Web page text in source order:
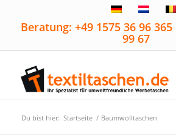
Beratung: +49 1575 36 96
99 67
Du bist hier: Startseite / Baumwolltaschen